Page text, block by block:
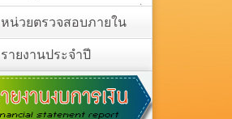
หน่วยตรวจสอบภายใน
รายงานประจำปี